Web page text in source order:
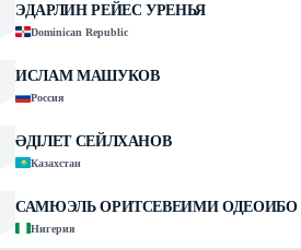
ЭДАРЛИН РЕЙЕС УРЕНЬЯ
Dominican Republic
ИСЛАМ МАШУКОВ
Россия
ӘДІЛЕТ СЕЙЛХАНОВ
Казахстан
САМЮЭЛЬ ОРИТСЕВЕИМИ ОДЕОИБО
Нигерия